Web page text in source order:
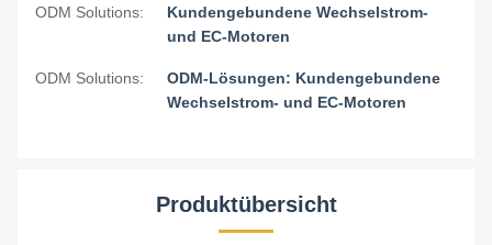
ODM Solutions:
Kundengebundene Wechselstrom-
und EC-Motoren
ODM Solutions:
ODM-Lösungen: Kundengebundene
Wechselstrom- und EC-Motoren
Produktübersicht